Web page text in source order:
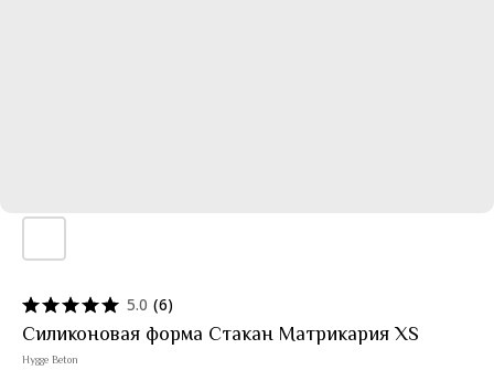
5.0 (6)
Силиконовая форма Стакан Матрикария XS
Hygge Beton